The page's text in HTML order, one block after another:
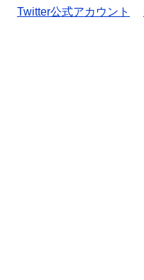
Twitter公式アカウント